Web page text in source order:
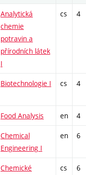
Analytická
chemie
potravin a
přírodních látek
I
cs 4
Biotechnologie I cs 4
Food Analysis en 4
Chemical
Engineering I
en 6
Chemické
cs 6